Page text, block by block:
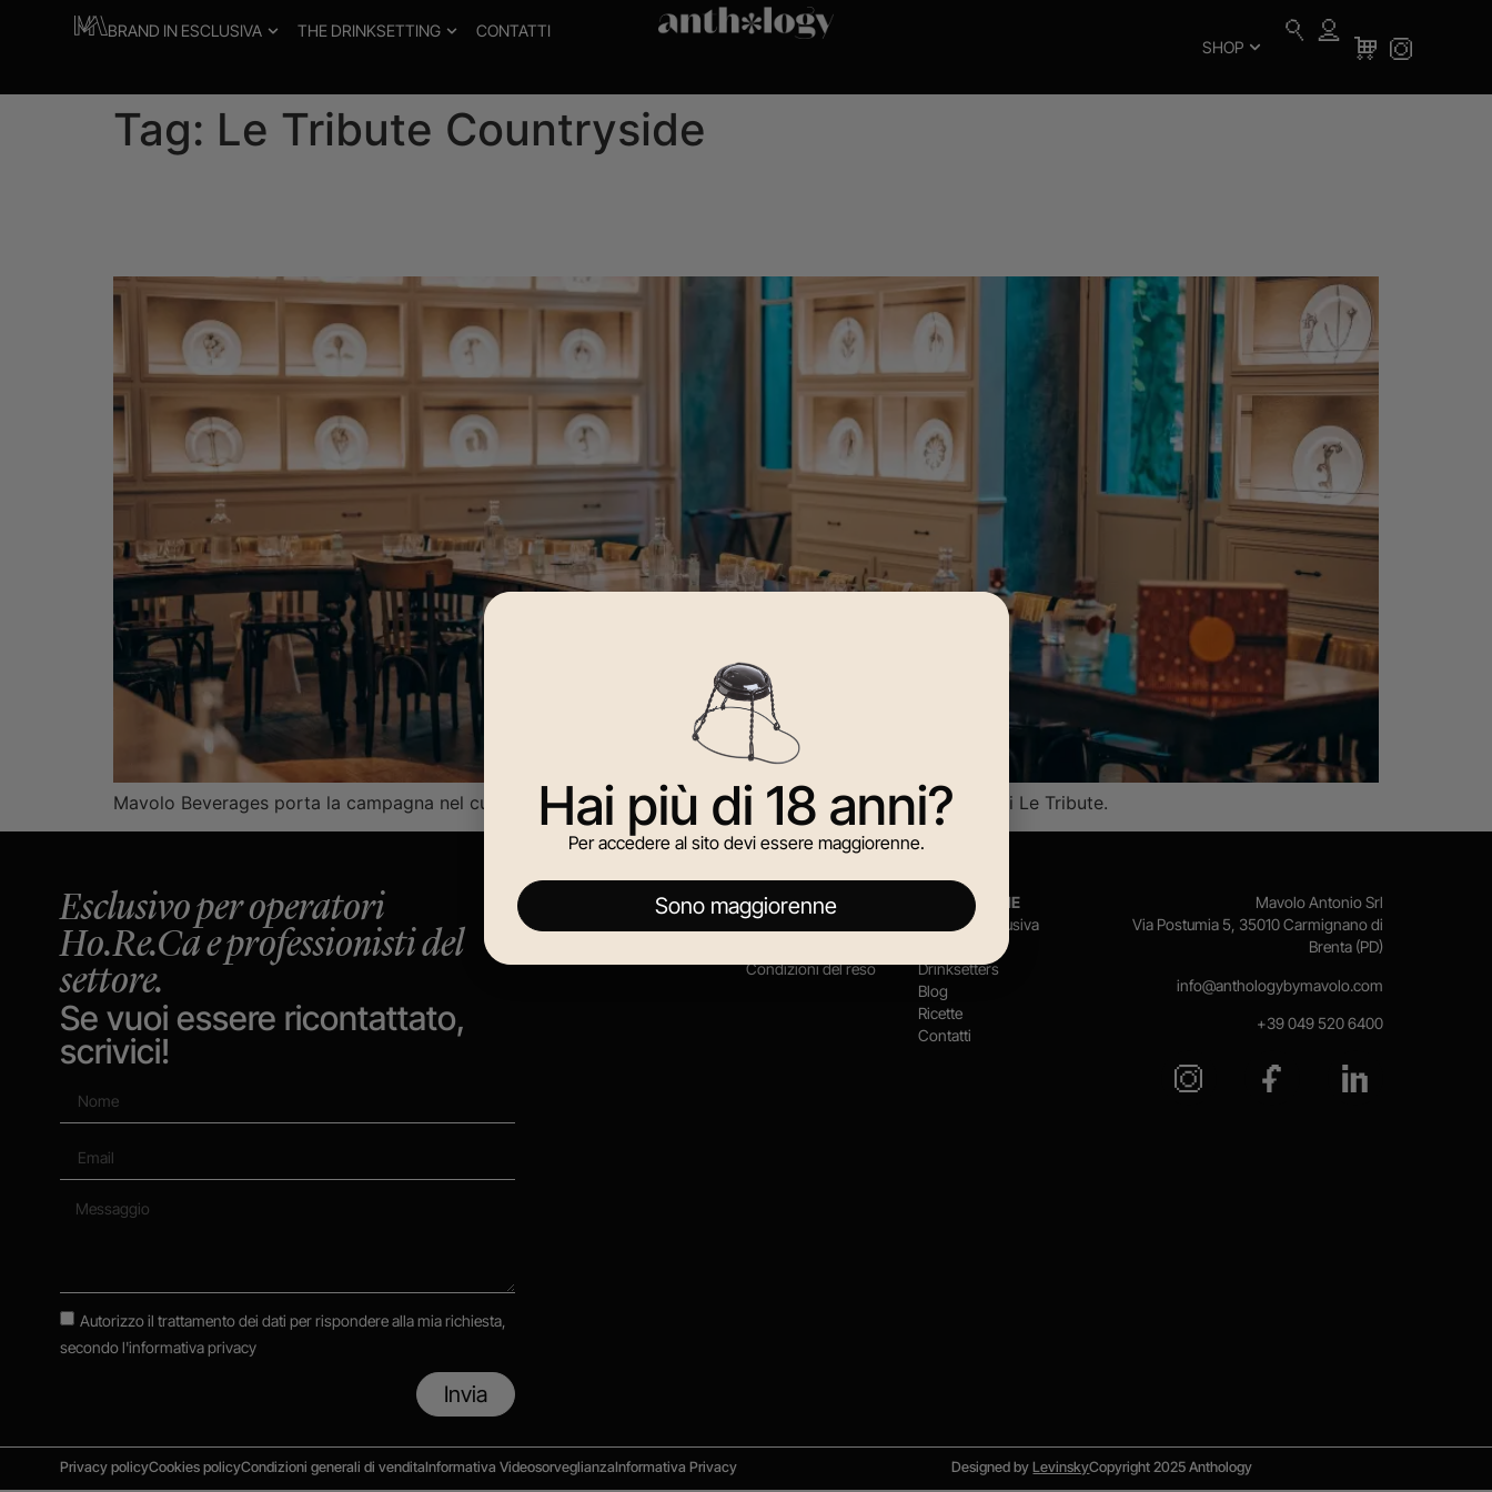
BRAND IN ESCLUSIVA THE DRINKSETTING
CONTATTI
SHOP
Tag: Le Tribute Countryside
Mavolo Beverages porta la campagna nel cuore di Milano: presentata l’edizione limitata Countryside Gin di Le Tribute.
Esclusivo per operatori
Ho.Re.Ca e professionisti del
settore.
Se vuoi essere ricontattato,
scrivici!
Autorizzo il trattamento dei dati per rispondere alla mia richiesta,
secondol'informativa privacy
Invia
ACQUISTI
Account personale
Condizioni del reso
NAVIGAZIONE
Brand in Esclusiva
Drinksetters
Blog
Ricette
Contatti
Mavolo Antonio Srl
Via Postumia 5, 35010 Carmignano di
Brenta (PD)
info@anthologybymavolo.com
+39 049 520 6400
Privacy policyCookies policyCondizioni generali di venditaInformativa VideosorveglianzaInformativa Privacy Designed by LevinskyCopyright 2025 Anthology
Hai più di 18 anni?
Per accedere al sito devi essere maggiorenne.
Sono maggiorenne